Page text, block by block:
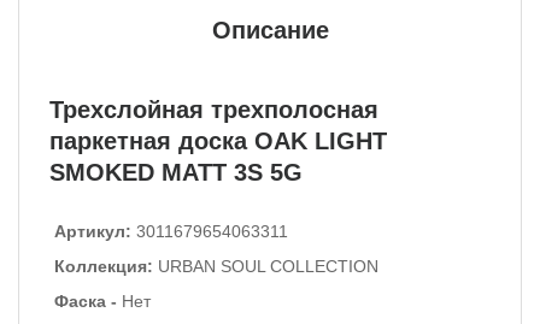
Описание
Трехслойная трехполосная
паркетная доска OAK LIGHT
SMOKED MATT 3S 5G
Артикул: 3011679654063311
Коллекция: URBAN SOUL COLLECTION
Фаска - Нет